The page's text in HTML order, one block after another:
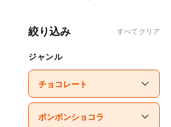
絞り込み すべてクリア
ジャンル